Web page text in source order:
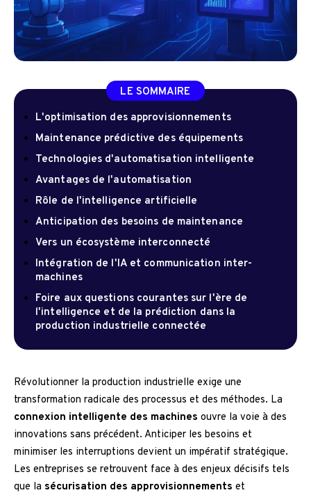
LE SOMMAIRE
L'optimisation des approvisionnements
Maintenance prédictive des équipements
Technologies d'automatisation intelligente
Avantages de l'automatisation
Rôle de l'intelligence artificielle
Anticipation des besoins de maintenance
Vers un écosystème interconnecté
Intégration de l'IA et communication inter-
machines
Foire aux questions courantes sur l'ère de
l'intelligence et de la prédiction dans la
production industrielle connectée
Révolutionner la production industrielle exige une
transformation radicale des processus et des méthodes. La
connexion intelligente des machines ouvre la voie à des
innovations sans précédent. Anticiper les besoins et
minimiser les interruptions devient un impératif stratégique.
Les entreprises se retrouvent face à des enjeux décisifs tels
que la sécurisation des approvisionnements et